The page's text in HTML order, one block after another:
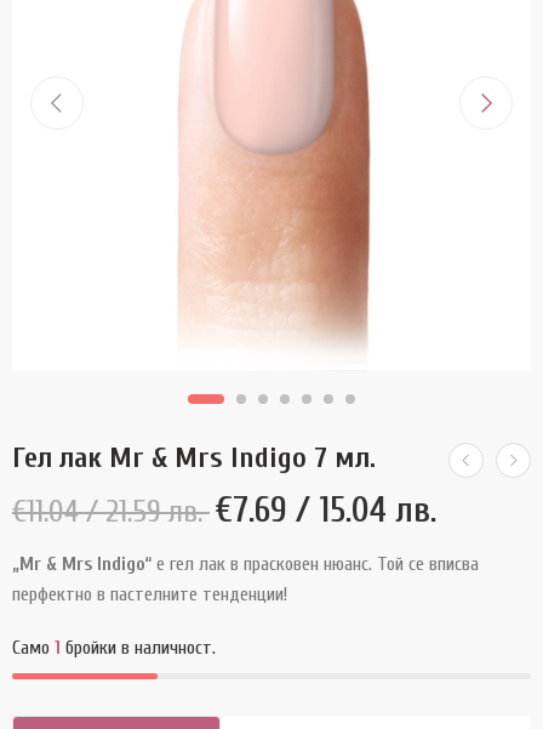
Гел лак Mr & Mrs Indigo 7 мл.
€11.04/ 21.59 лв.€7.69 / 15.04 лв.
„Mr & Mrs Indigo“ е гел лак в прасковен нюанс. Той се вписва
перфектно в пастелните тенденции!
Само 1 бройки в наличност.